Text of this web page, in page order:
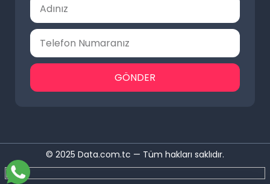
GÖNDER
© 2025 Data.com.tc — Tüm hakları saklıdır.